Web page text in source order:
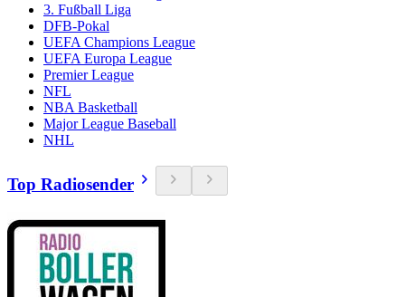
3. Fußball Liga
DFB-Pokal
UEFA Champions League
UEFA Europa League
Premier League
NFL
NBA Basketball
Major League Baseball
NHL
Top Radiosender